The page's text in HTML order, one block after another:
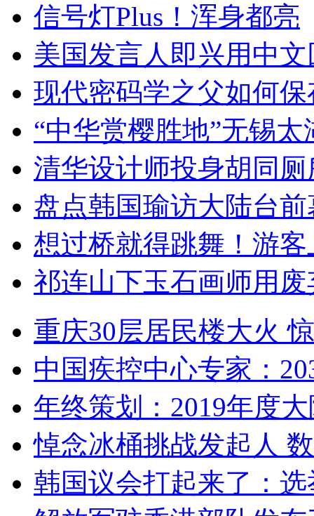
信号灯Plus！浑身都亮
美国发言人即兴用中
现代密码学之父如何
“中华赏樱胜地”无锡
清华设计师投身胡同
盘点韩国瑜访大陆台
想过桥就得跳舞！游客
祁连山下玉石画师用
重庆30层居民楼大火
中国疾控中心专家：
年终策划：2019年度
悼念冰桶挑战发起人
韩国议会打起来了：